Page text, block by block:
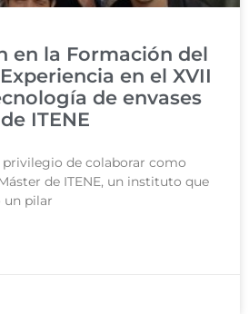
en la Formación del
en el XVII
de envases
ITENE
privilegio de colaborar como
de ITENE, un instituto que
un pilar